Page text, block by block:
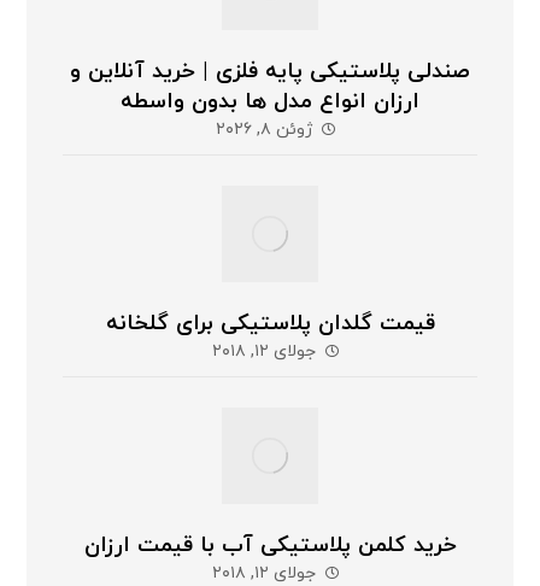
صندلی پلاستیکی پایه فلزی | خرید آنلاین و
ارزان انواع مدل ها بدون واسطه
ژوئن ۸, ۲۰۲۶
قیمت گلدان پلاستیکی برای گلخانه
جولای ۱۲, ۲۰۱۸
خرید کلمن پلاستیکی آب با قیمت ارزان
جولای ۱۲, ۲۰۱۸